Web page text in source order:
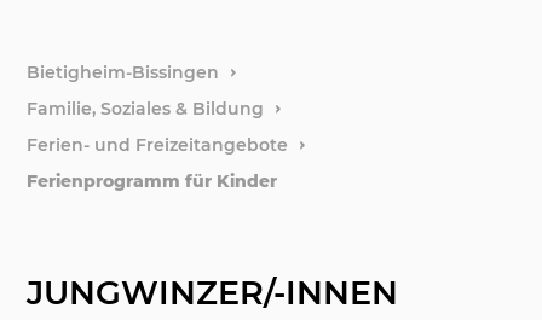
Bietigheim-Bissingen
Familie, Soziales & Bildung
Ferien- und Freizeitangebote
Ferienprogramm für Kinder
JUNGWINZER/-INNEN